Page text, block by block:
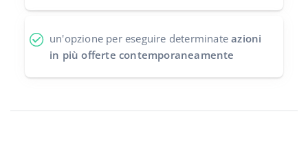
un'opzione per eseguire determinateazioni
in più offerte contemporaneamente